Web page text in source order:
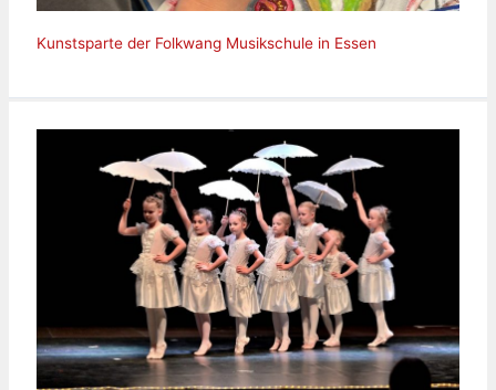
Kunstsparte der Folkwang Musikschule in Essen